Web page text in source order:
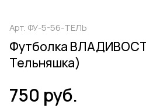
Арт. ФУ-5-56-ТЕЛЬ
Футболка
Тельняшка)
750 руб.